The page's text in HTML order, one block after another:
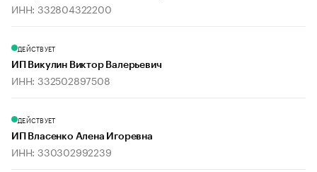
ИНН: 332804322200
ДЕЙСТВУЕТ
ИП Викулин Виктор Валерьевич
ИНН: 332502897508
ДЕЙСТВУЕТ
ИП Власенко Алена Игоревна
ИНН: 330302992239